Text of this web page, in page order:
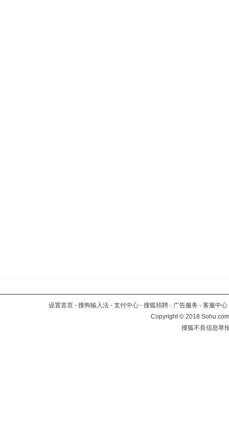
设置首页 - 搜狗输入法 - 支付中心 - 搜狐招聘 - 广告服务 - 客服中心
Copyright©2018
搜狐不良信息举